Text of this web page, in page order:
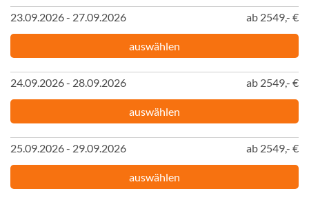
23.09.2026 - 27.09.2026 ab 2549,- €
auswählen
24.09.2026 - 28.09.2026 ab 2549,- €
auswählen
25.09.2026 - 29.09.2026 ab 2549,- €
auswählen